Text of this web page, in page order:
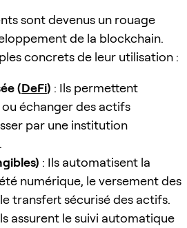
sont devenus un rouage
de la blockchain.
concrets de leur utilisation :
(DeFi) : Ils permettent
échanger des actifs
par une institution
: Ils automatisent la
numérique, le versement des
transfert sécurisé des actifs.
assurent le suivi automatique